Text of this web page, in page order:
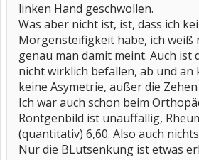
linken Hand geschwollen.
Was aber nicht ist, ist, dass ich
Morgensteifigkeit habe, ich weiß
genau man damit meint. Auch ist
nicht wirklich befallen, ab und an
keine Asymetrie, außer die
Ich war auch schon beim
Röntgenbild ist unauffällig,
(quantitativ) 6,60. Also auch
Nur die BLutsenkung ist etwas